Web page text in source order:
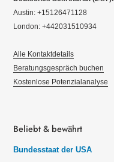
Austin: +15126471128
London: +442031510934
Alle Kontaktdetails
Beratungsgespräch buchen
Kostenlose Potenzialanalyse
Beliebt & bewährt
Bundesstaat der USA